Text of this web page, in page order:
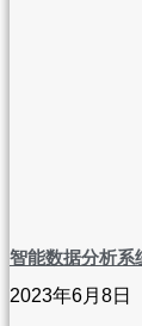
智能数据分析系
2023年6月8日